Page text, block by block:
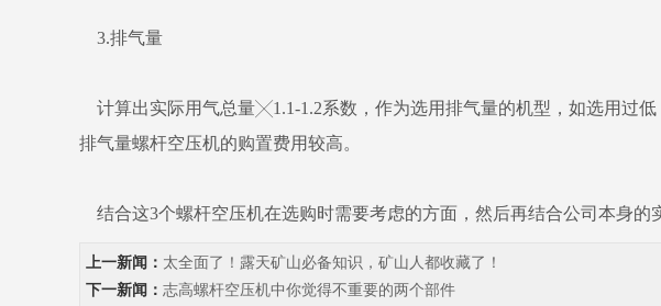
3.排气量
计算出实际用气总量╳1.1-1.2系数，作为选用排气量的机型，如选用过
排气量螺杆空压机的购置费用较高。
结合这3个螺杆空压机在选购时需要考虑的方面，然后再结合公司本身的
上一新闻： 太全面了！露天矿山必备知识，矿山人都收藏了！
下一新闻： 志高螺杆空压机中你觉得不重要的两个部件